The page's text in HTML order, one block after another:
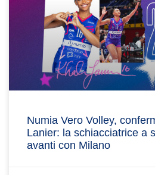
Numia Vero Volley,
Lanier: la schiacciatrice a
avanti con Milano